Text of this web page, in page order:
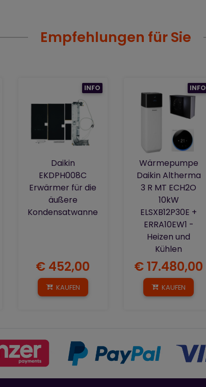
Empfehlungen für Sie
INFO
Daikin
EKDPH008C
Erwärmer für die
äußere
Kondensatwanne
€ 452,00
KAUFEN
INFO
Wärmepumpe
Daikin Altherma
3 R MT ECH2O
10kW
ELSXB12P30E +
ERRA10EW1 -
Heizen und
Kühlen
€ 17.480,00
KAUFEN